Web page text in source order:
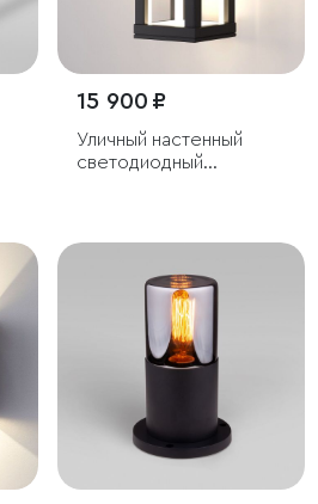
15 900 ₽
Уличный настенный
светодиодный